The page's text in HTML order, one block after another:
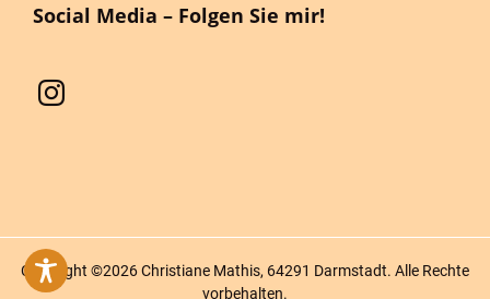
Social Media – Folgen Sie mir!
Copyright ©2026 Christiane Mathis, 64291 Darmstadt. Alle Rechte
vorbehalten.